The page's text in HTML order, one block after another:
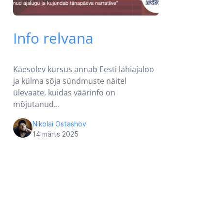
Info relvana
Käesolev kursus annab Eesti lähiajaloo
ja külma sõja sündmuste näitel
ülevaate, kuidas väärinfo on
mõjutanud…
Nikolai Ostashov
14 märts 2025